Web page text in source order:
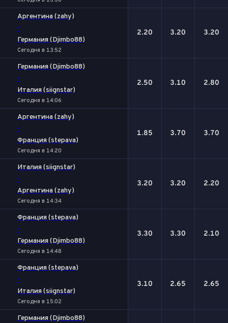
Аргентина (zahy)
-
Германия (Djimbo88)
Сегодня в 13:52
2.20 3.20 3.20
Германия (Djimbo88)
-
Италия (siignstar)
Сегодня в 14:06
2.50 3.10 2.80
Аргентина (zahy)
-
Франция (stepava)
Сегодня в 14:20
1.85 3.70 3.70
Италия (siignstar)
-
Аргентина (zahy)
Сегодня в 14:34
3.20 3.20 2.20
Франция (stepava)
-
Германия (Djimbo88)
Сегодня в 14:48
3.30 3.30 2.10
Франция (stepava)
-
Италия (siignstar)
Сегодня в 15:02
3.10 2.65 2.65
Германия (Djimbo88)